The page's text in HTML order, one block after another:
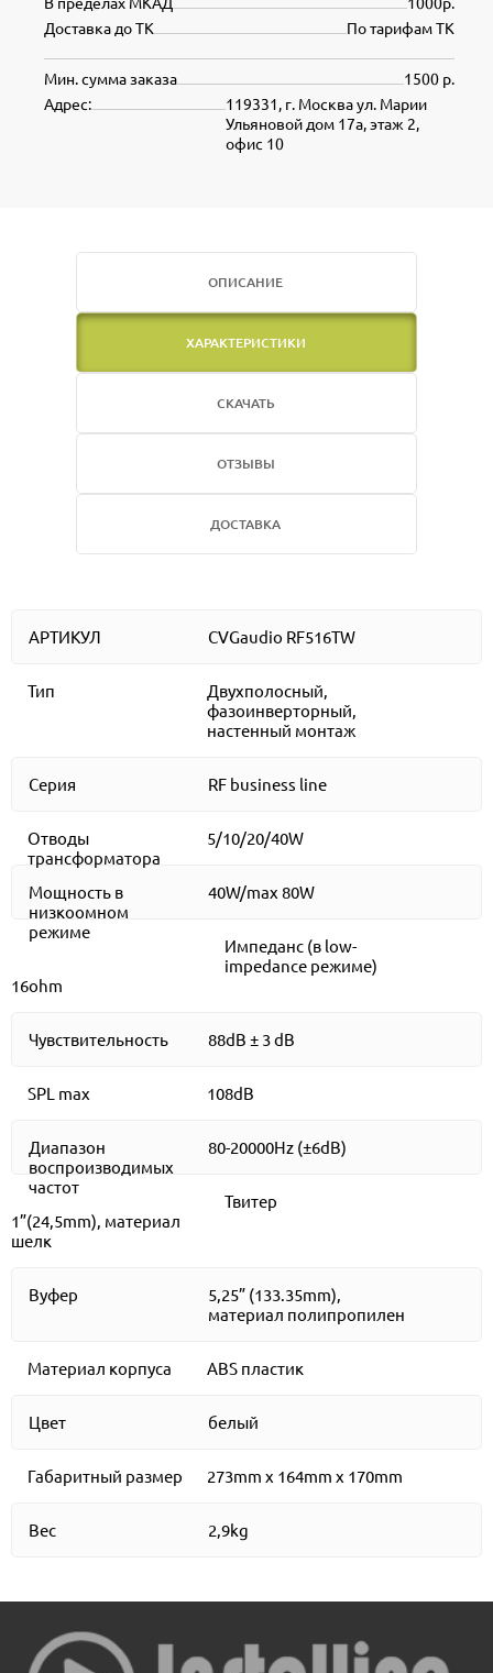
По тарифам ТК
Доставка до ТК
1500 р.
Мин. сумма заказа
119331, г. Москва ул. Марии
Ульяновой дом 17а, этаж 2,
офис 10
Адрес:
ОПИСАНИЕ
ХАРАКТЕРИСТИКИ
СКАЧАТЬ
ОТЗЫВЫ
ДОСТАВКА
АРТИКУЛ CVGaudio RF516TW
Тип
Двухполосный,
фазоинверторный,
настенный монтаж
Серия RF business line
Отводы
трансформатора
5/10/20/40W
Мощность в
низкоомном
режиме
40W/max 80W
Импеданс (в low-
impedance режиме)
16ohm
Чувствительность 88dB ± 3 dB
SPL max 108dB
Диапазон
воспроизводимых
частот
80-20000Hz (±6dB)
Твитер
1”(24,5mm), материал
шелк
Вуфер
5,25” (133.35mm),
материал полипропилен
Материал корпуса ABS пластик
Цвет белый
Габаритный размер 273mm x 164mm x 170mm
Вес 2,9kg